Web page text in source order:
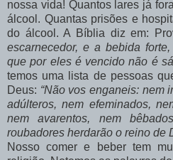
nossa vida! Quantos lares já
álcool. Quantas prisões e
do álcool. A Bíblia diz em:
escarnecedor, e a bebida
que por eles é vencido não é
temos uma lista de pessoas
Deus: “Não vos enganeis: nem
adúlteros, nem efeminados,
nem avarentos, nem
roubadores herdarão o reino de
Nosso comer e beber tem